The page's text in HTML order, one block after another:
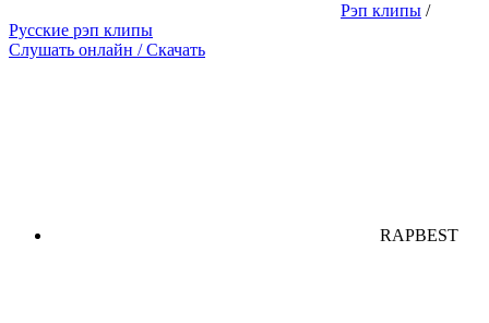
Рэп клипы /
Русские рэп клипы
Слушать онлайн / Скачать
RAPBEST